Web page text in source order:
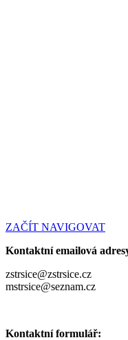
ZAČÍT NAVIGOVAT
Kontaktní emailová
zstrsice@zstrsice.cz
mstrsice@seznam.cz
Kontaktní formulář: